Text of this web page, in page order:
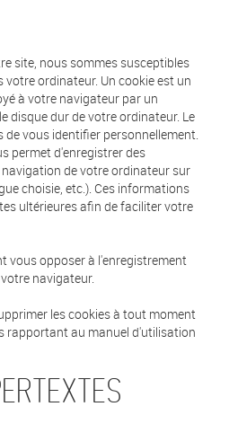
site, nous sommes susceptibles
ordinateur. Un cookie est un
à votre navigateur par un
disque dur de votre ordinateur. Le
de vous identifier personnellement.
permet d'enregistrer des
de votre ordinateur sur
choisie, etc.). Ces informations
ultérieures afin de faciliter votre
vous opposer à l'enregistrement
navigateur.
les cookies à tout moment
rapportant au manuel d'utilisation